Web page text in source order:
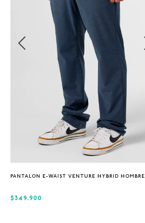
PANTALON E-WAIST VENTURE HYBRID HOMBRE
S M L XL
$349.900